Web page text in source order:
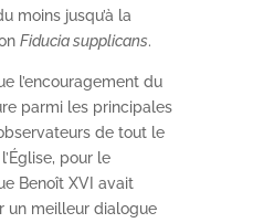
moins jusqu’à la
Fiducia supplicans.
l’encouragement du
parmi les principales
de tout le
pour le
Benoît XVI avait
un meilleur dialogue